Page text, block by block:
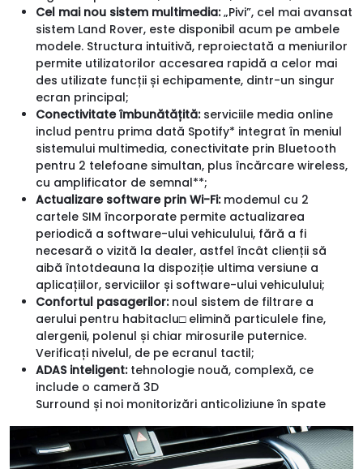
Cel mai nou sistem multimedia:„Pivi”, cel mai avansat
sistem Land Rover, este disponibil acum pe ambele
modele. Structura intuitivă, reproiectată a meniurilor
permite utilizatorilor accesarea rapidă a celor mai
des utilizate funcții și echipamente, dintr-un singur
ecran principal;
Conectivitate îmbunătățită:serviciile media online
includ pentru prima dată Spotify* integrat în meniul
sistemului multimedia, conectivitate prin Bluetooth
pentru 2 telefoane simultan, plus încărcare wireless,
cu amplificator de semnal**;
Actualizare software prin Wi-Fi:modemul cu 2
cartele SIM încorporate permite actualizarea
periodică a software-ului vehiculului, fără a fi
necesară o vizită la dealer, astfel încât clienții să
aibă întotdeauna la dispoziție ultima versiune a
aplicațiilor, serviciilor și software-ului vehiculului;
Confortul pasagerilor:noul sistem de filtrare a
aerului pentru habitaclu□ elimină particulele fine,
alergenii, polenul și chiar mirosurile puternice.
Verificați nivelul, de pe ecranul tactil;
ADAS inteligent: tehnologie nouă, complexă, ce
include o cameră 3D
Surround și noi monitorizări anticoliziune în spate